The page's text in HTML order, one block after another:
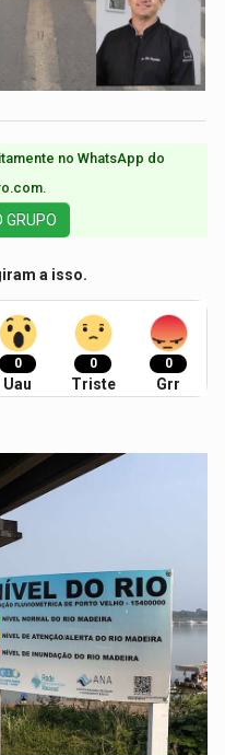
no WhatsApp do
GRUPO
a isso.
0
Uau
0
Triste
0
Grr